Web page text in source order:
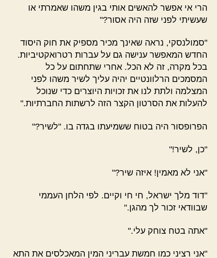
הרי אי אפשר להאשים אותי בגין משהו שאמרתי או
שעשיתי לפני שזה היה אסור?"
"סמולנסקי, נראה שאינך מכיר מספיק את חוק היסוד
החדש המאפשר ענישה גם על עברות רטרואקטיביות.
בכל מקרה, זה לא הכל. אחרי שתחתום על כל
המסמכים הרלוונטיים יהיה עליך לשיר משהו לפני
המצלמה ולתת לנו את זכויות היוצרים כדי שנוכל
להעלות את הסרטון הקצר הזה לרשתות החברתיות."
הפרופסור היה בטוח ששמיעתו בגדה בו. "לשיר?"
"כן, לשיר!"
"אני לא מאמין! איזה שיר?"
"דוד מלך ישראל, חי חי וקיים. לפי הלחן העממי
שבוודאי זכור לך מהגן."
"אתה בטח צוחק עלי."
"אני רציני כמו חמשת עבריני המין המאכלסים את התא